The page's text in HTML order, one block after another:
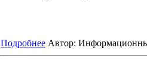
Подробнее Автор: